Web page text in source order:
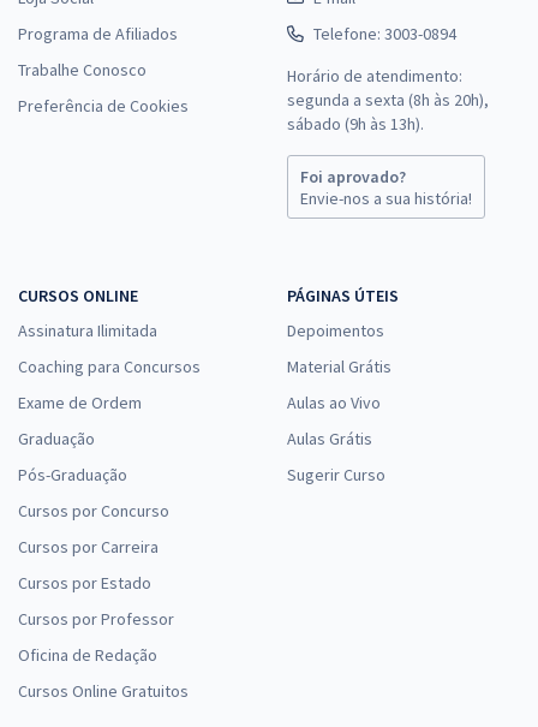
Programa de Afiliados
Trabalhe Conosco
Preferência de Cookies
Telefone: 3003-0894
Horário de atendimento:
segunda a sexta (8h às 20h),
sábado (9h às 13h).
Foi aprovado?
Envie-nos a sua história!
CURSOS ONLINE
Assinatura Ilimitada
Coaching para Concursos
Exame de Ordem
Graduação
Pós-Graduação
Cursos por Concurso
Cursos por Carreira
Cursos por Estado
Cursos por Professor
Oficina de Redação
Cursos Online Gratuitos
PÁGINAS ÚTEIS
Depoimentos
Material Grátis
Aulas ao Vivo
Aulas Grátis
Sugerir Curso